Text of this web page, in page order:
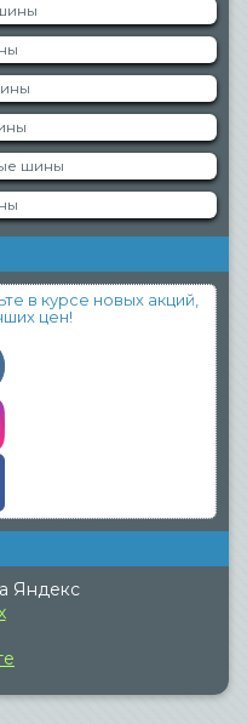
шины
в курсе новых акций,
цен!
Яндекс